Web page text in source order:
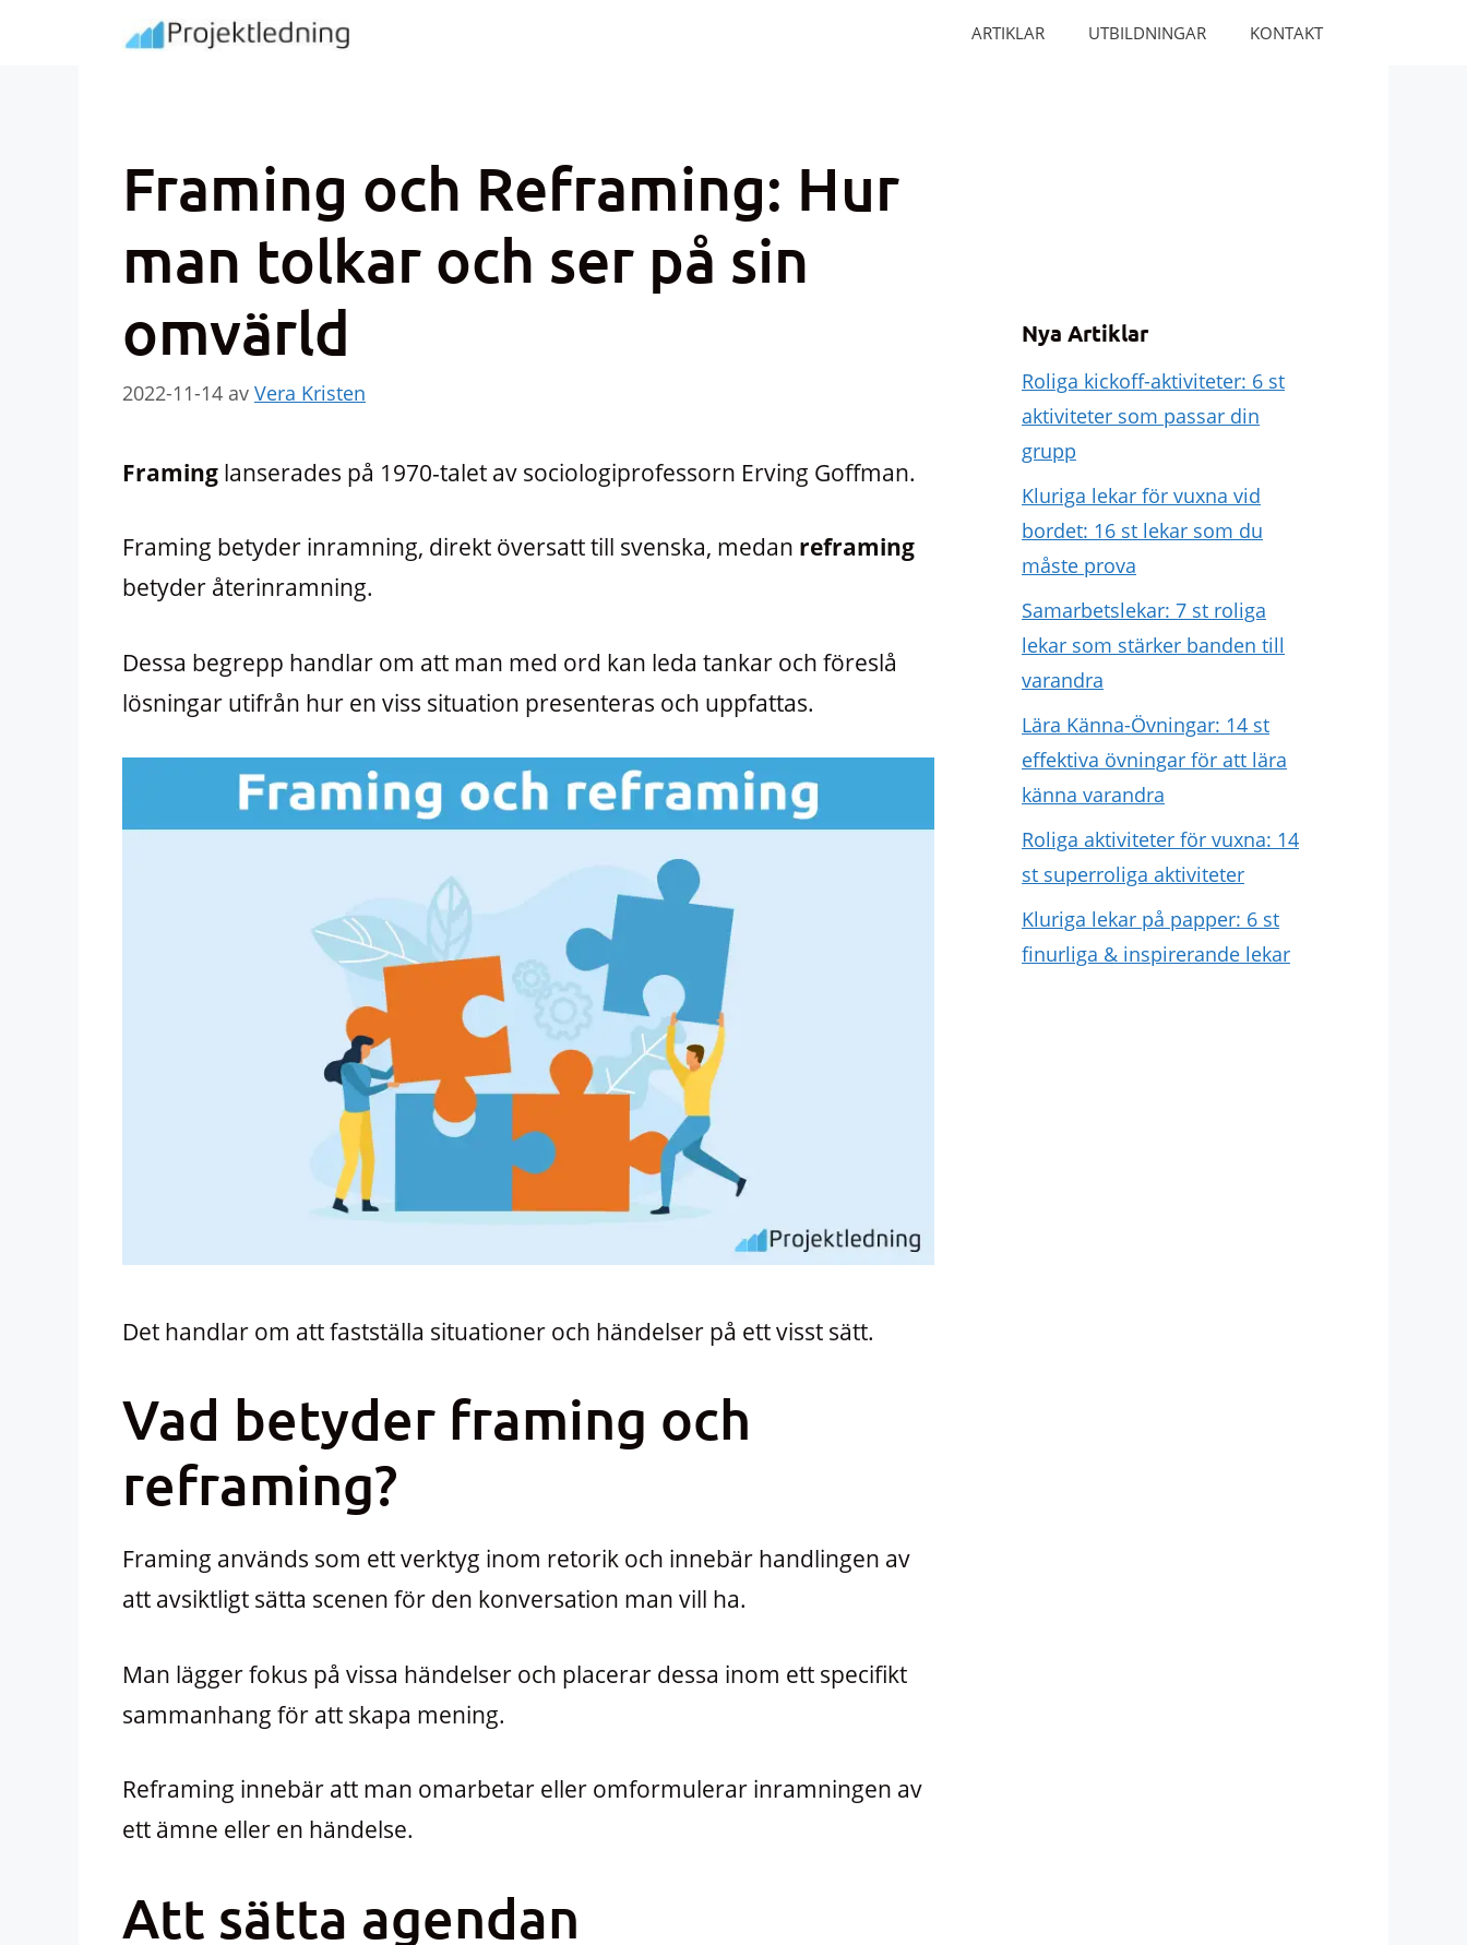
ARTIKLAR UTBILDNINGAR KONTAKT
Framing och Reframing: Hur
man tolkar och ser på sin
omvärld
2022-11-14 av Vera Kristen
Framing lanserades på 1970-talet av sociologiprofessorn Erving Goffman.
Framing betyder inramning, direkt översatt till svenska, medan reframing
betyder återinramning.
Dessa begrepp handlar om att man med ord kan leda tankar och föreslå
lösningar utifrån hur en viss situation presenteras och uppfattas.
Det handlar om att fastställa situationer och händelser på ett visst sätt.
Vad betyder framing och
reframing?
Framing används som ett verktyg inom retorik och innebär handlingen av
att avsiktligt sätta scenen för den konversation man vill ha.
Man lägger fokus på vissa händelser och placerar dessa inom ett specifikt
sammanhang för att skapa mening.
Reframing innebär att man omarbetar eller omformulerar inramningen av
ett ämne eller en händelse.
Att sätta agendan
Nya Artiklar
Roliga kickoff-aktiviteter: 6 st
aktiviteter som passar din
grupp
Kluriga lekar för vuxna vid
bordet: 16 st lekar som du
måste prova
Samarbetslekar: 7 st roliga
lekar som stärker banden till
varandra
Lära Känna-Övningar: 14 st
effektiva övningar för att lära
känna varandra
Roliga aktiviteter för vuxna: 14
st superroliga aktiviteter
Kluriga lekar på papper: 6 st
finurliga & inspirerande lekar